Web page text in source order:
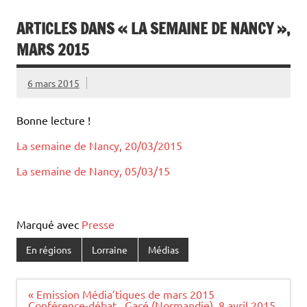
ARTICLES DANS « LA SEMAINE DE NANCY »,
MARS 2015
6 mars 2015
Bonne lecture !
La semaine de Nancy, 20/03/2015
La semaine de Nancy, 05/03/15
Marqué avec Presse
En régions Lorraine Médias
Navigation
de
« Emission Média’tiques de mars 2015